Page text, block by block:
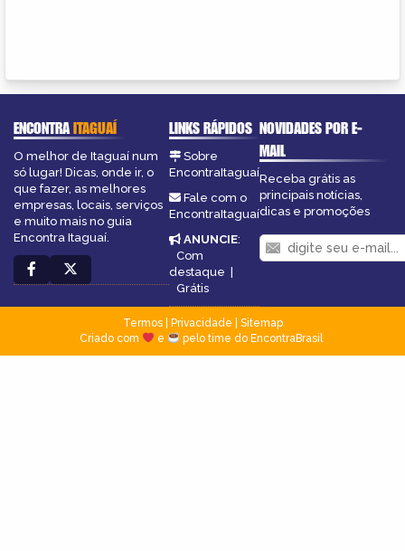
ENCONTRAITAGUAÍ
O melhor de Itaguaí num
só lugar! Dicas, onde ir, o
que fazer, as melhores
empresas, locais, serviços
e muito mais no guia
Encontra Itaguaí.
LINKS RÁPIDOS
Sobre
EncontraItaguaí
Fale com o
EncontraItaguaí
ANUNCIE:
Com
destaque |
Grátis
NOVIDADES POR E-
MAIL
Receba grátis as
principais notícias,
dicas e promoções
Termos| Privacidade
Sitemap
Criado com
e pelo time do EncontraBrasil